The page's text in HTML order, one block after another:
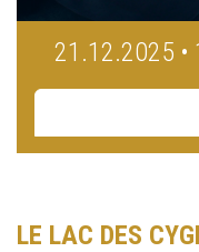
21.12.2025 •
LE LAC DES